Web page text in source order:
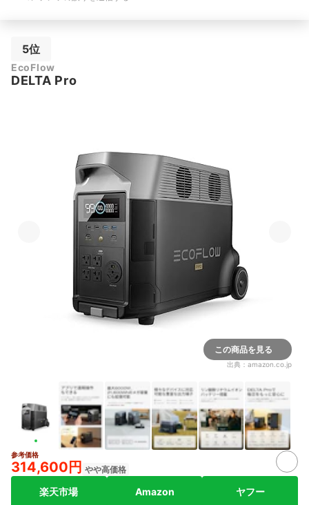
5位
EcoFlow
DELTA Pro
この商品を見る
出典： amazon.co.jp
参考価格
314,600円 やや高価格
楽天市場 Amazon ヤフー